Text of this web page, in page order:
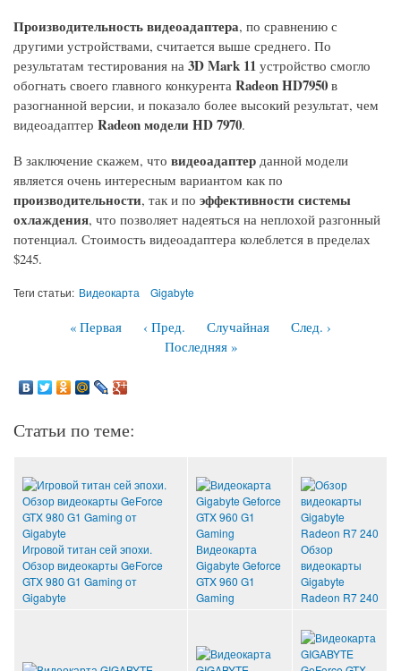
Производительность видеоадаптера, по сравнению с
другими устройствами, считается выше среднего. По
результатам тестирования на 3D Mark 11 устройство смогло
обогнать своего главного конкурента Radeon HD7950 в
разогнанной версии, и показало более высокий результат, чем
видеоадаптер Radeon модели HD 7970.
В заключение скажем, что видеоадаптер данной модели
является очень интересным вариантом как по
производительности, так и по эффективности системы
охлаждения, что позволяет надеяться на неплохой разгонный
потенциал. Стоимость видеоадаптера колеблется в пределах
$245.
Теги статьи: Видеокарта Gigabyte
« Первая ‹ Пред. Случайная
След. ›
Последняя »
Статьи по теме:
Игровой титан сей эпохи.
Обзор видеокарты GeForce
GTX 980 G1 Gaming от
Gigabyte
Видеокарта
Gigabyte Geforce
GTX 960 G1
Gaming
Обзор
видеокарты
Gigabyte
Radeon R7 240